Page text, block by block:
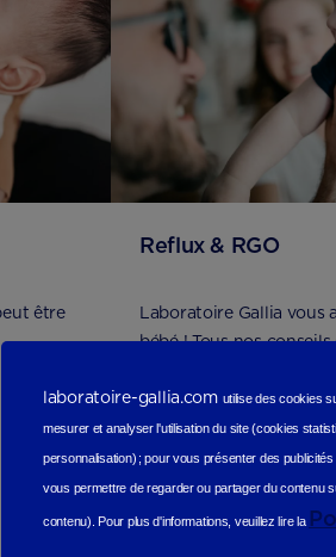
être
Reflux & RGO
Laboratoire Gallia vous
bébé ! Tous nos
laboratoire-gallia.com utilise des cookies
mesurer et analyser l'utilisation du site (cookies
personnalisation) ;pour vous présenter des
vous permettre de regarder ou partager du contenu
contenu). Pour plus d'informations, veuillez lire la